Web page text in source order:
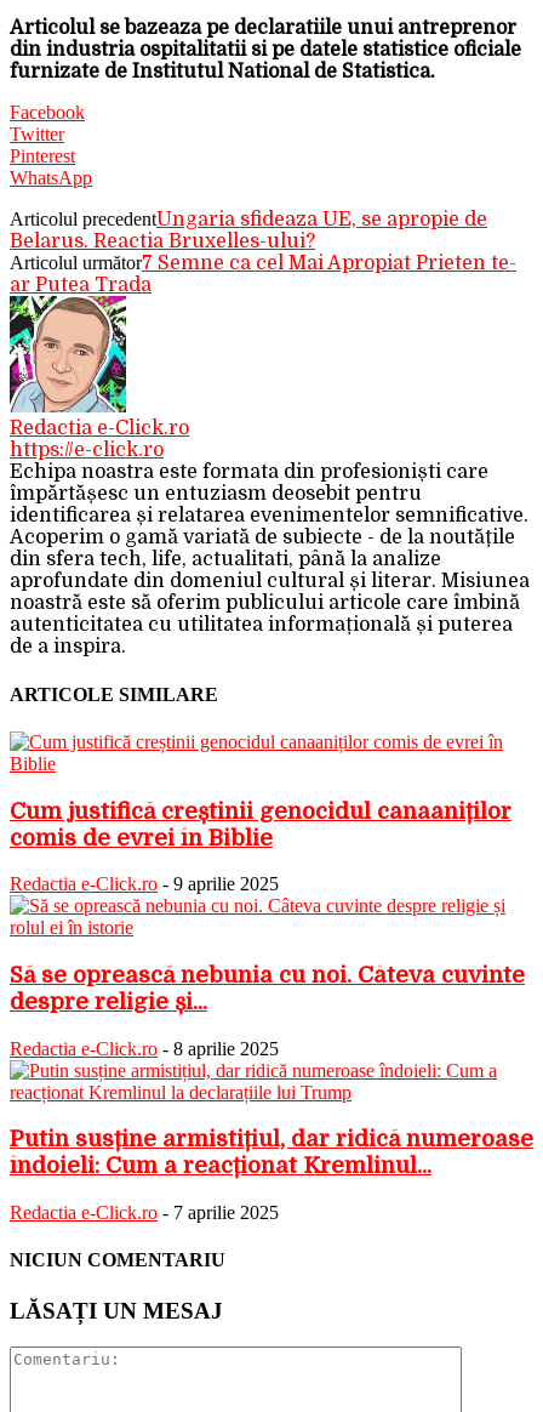
Articolul se bazeaza pe declaratiile unui antreprenor
din industria ospitalitatii si pe datele statistice oficiale
furnizate de Institutul National de Statistica.
Facebook
Twitter
Pinterest
WhatsApp
Articolul precedentUngaria sfideaza UE, se apropie de
Belarus. Reactia Bruxelles-ului?
Articolul următor7 Semne ca cel Mai Apropiat Prieten te-
ar Putea Trada
Redactia e-Click.ro
https://e-click.ro
Echipa noastra este formata din profesioniști care
împărtășesc un entuziasm deosebit pentru
identificarea și relatarea evenimentelor semnificative.
Acoperim o gamă variată de subiecte - de la noutățile
din sfera tech, life, actualitati, până la analize
aprofundate din domeniul cultural și literar. Misiunea
noastră este să oferim publicului articole care îmbină
autenticitatea cu utilitatea informațională și puterea
de a inspira.
ARTICOLE SIMILARE
Cum justifică creștinii genocidul canaaniților
comis de evrei în Biblie
Redactia e-Click.ro - 9 aprilie 2025
Să se oprească nebunia cu noi. Câteva cuvinte
despre religie și...
Redactia e-Click.ro - 8 aprilie 2025
Putin susține armistițiul, dar ridică numeroase
îndoieli: Cum a reacționat Kremlinul...
Redactia e-Click.ro - 7 aprilie 2025
NICIUN COMENTARIU
LĂSAȚI UN MESAJ